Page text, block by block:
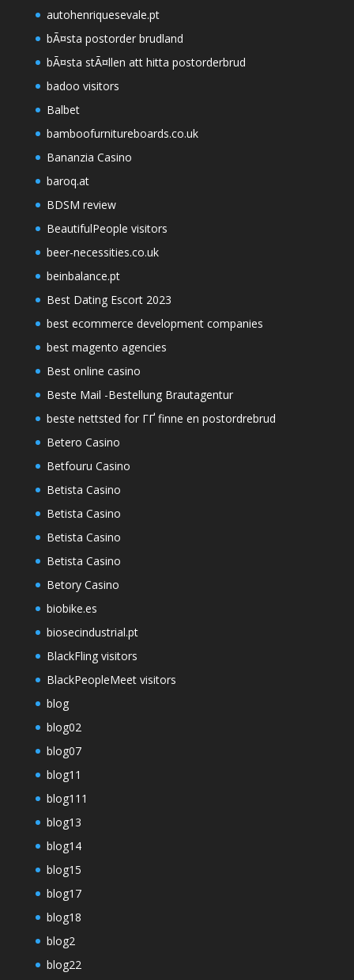
autohenriquesevale.pt
bÃ¤sta postorder brudland
bÃ¤sta stÃ¤llen att hitta postorderbrud
badoo visitors
Balbet
bamboofurnitureboards.co.uk
Bananzia Casino
baroq.at
BDSM review
BeautifulPeople visitors
beer-necessities.co.uk
beinbalance.pt
Best Dating Escort 2023
best ecommerce development companies
best magento agencies
Best online casino
Beste Mail -Bestellung Brautagentur
beste nettsted for ГҐ finne en postordrebrud
Betero Casino
Betfouru Casino
Betista Casino
Betista Casino
Betista Casino
Betista Casino
Betory Casino
biobike.es
biosecindustrial.pt
BlackFling visitors
BlackPeopleMeet visitors
blog
blog02
blog07
blog11
blog111
blog13
blog14
blog15
blog17
blog18
blog2
blog22